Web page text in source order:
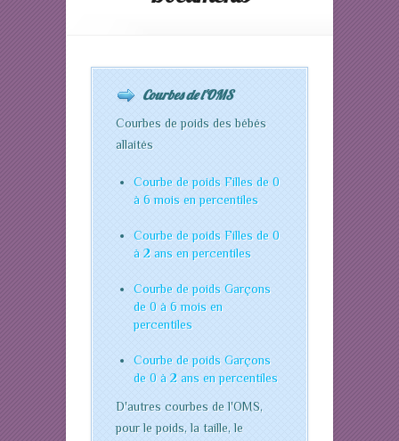
Courbes de l'OMS
Courbes de poids des bébés
allaités
Courbe de poids Filles de 0
à 6 mois en percentiles
Courbe de poids Filles de 0
à 2 ans en percentiles
Courbe de poids Garçons
de 0 à 6 mois en
percentiles
Courbe de poids Garçons
de 0 à 2 ans en percentiles
D'autres courbes de l'OMS,
pour le poids, la taille, le